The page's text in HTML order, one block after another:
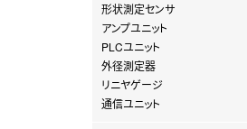
形状測定センサ
アンプユニット
PLCユニット
外径測定器
リニヤゲージ
通信ユニット